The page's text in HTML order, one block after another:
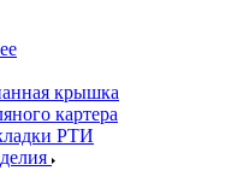
крышка
картера
РТИ